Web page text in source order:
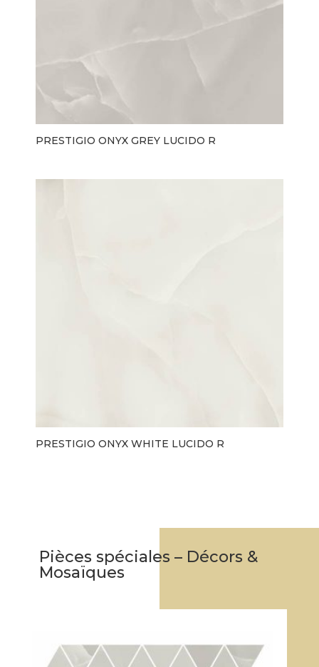
PRESTIGIO ONYX GREY LUCIDO R
PRESTIGIO ONYX WHITE LUCIDO R
Pièces spéciales – Décors &
Mosaïques